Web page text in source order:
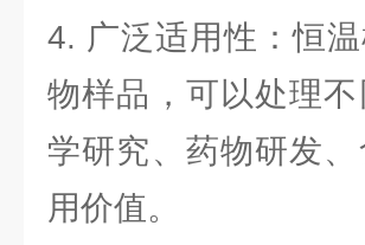
4. 广泛适用性：恒
物样品，可以处理
学研究、药物研发
用价值。